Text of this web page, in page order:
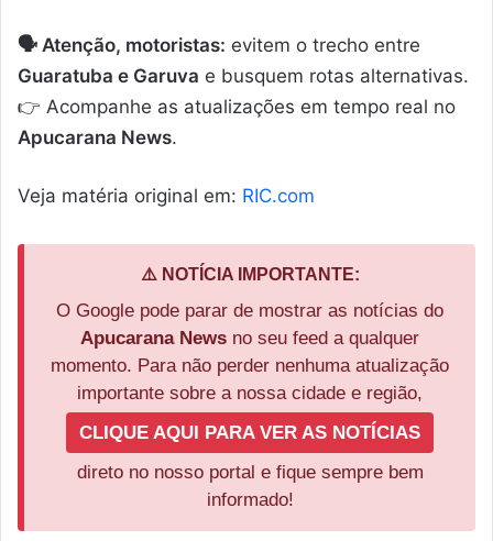
🗣️ Atenção, motoristas: evitem o trecho entre
Guaratuba e Garuva e busquem rotas alternativas.
👉 Acompanhe as atualizações em tempo real no
Apucarana News.
Veja matéria original em: RIC.com
⚠️ NOTÍCIA IMPORTANTE:
O Google pode parar de mostrar as notícias do
Apucarana News no seu feed a qualquer
momento. Para não perder nenhuma atualização
importante sobre a nossa cidade e região,
CLIQUE AQUI PARA VER AS NOTÍCIAS
direto no nosso portal e fique sempre bem
informado!